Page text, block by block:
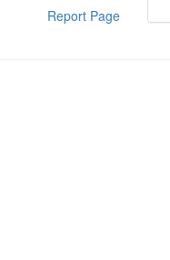
Report Page